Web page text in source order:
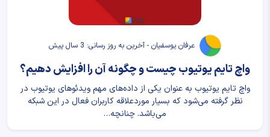
عرفان یوسفیان - آخرین به روز رسانی: 3 سال پیش
واچ تایم یوتیوب چیست و چگونه آن را افزایش دهیم؟
واچ تایم یوتیوب به عنوان یکی از داده‌های مهم ویدئوهای یوتیوب در
نظر گرفته می‌شود که بسیار موردعلاقه کاربران فعال در این شبکه
می‌باشد. چنانچه…